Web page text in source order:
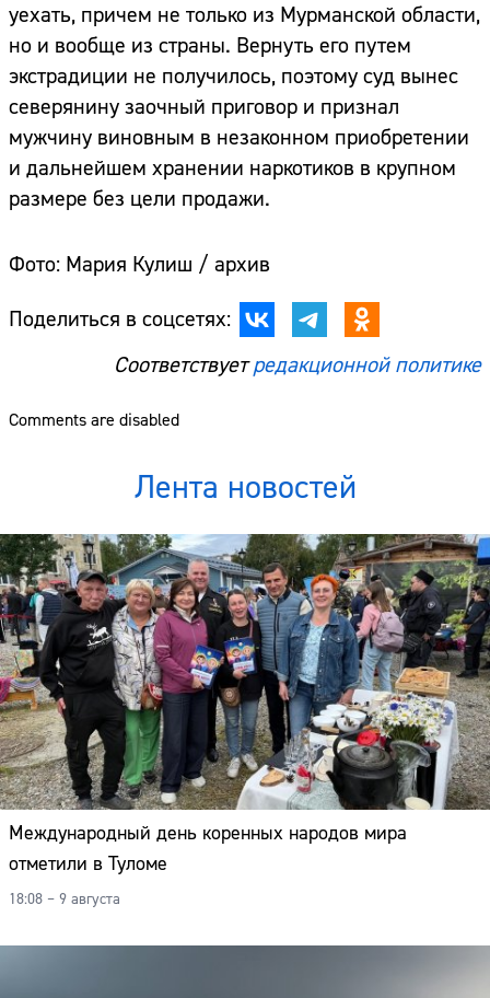
уехать, причем не только из Мурманской области,
но и вообще из страны. Вернуть его путем
экстрадиции не получилось, поэтому суд вынес
северянину заочный приговор и признал
мужчину виновным в незаконном приобретении
и дальнейшем хранении наркотиков в крупном
размере без цели продажи.
Фото: Мария Кулиш / архив
Поделиться в соцсетях:
Соответствуетредакционной политике
Comments are disabled
Лента новостей
Международный день коренных народов мира
отметили в Туломе
18:08 – 9 августа